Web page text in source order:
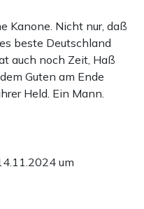
Kanone. Nicht nur, daß
beste Deutschland
auch noch Zeit, Haß
Guten am Ende
Held. Ein Mann.
um